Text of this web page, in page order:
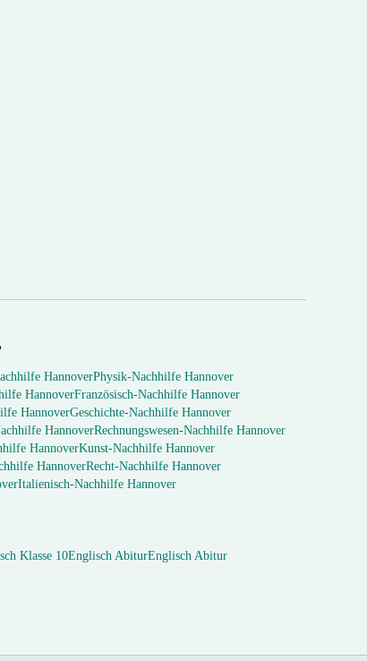
HannoverPhysik-Nachhilfe Hannover
HannoverFranzösisch-Nachhilfe Hannover
HannoverGeschichte-Nachhilfe Hannover
HannoverRechnungswesen-Nachhilfe Hannover
HannoverKunst-Nachhilfe Hannover
HannoverRecht-Nachhilfe Hannover
Italienisch-Nachhilfe Hannover
Klasse 10Englisch AbiturEnglisch Abitur